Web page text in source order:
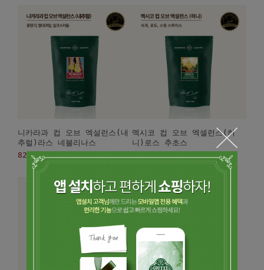
니카라과 컵 오브 엑설런스(내
추럴)라스 네블리나스
82,000
멕시코 컵 오브 엑셀런스(허
니)로스 추초스
63,000